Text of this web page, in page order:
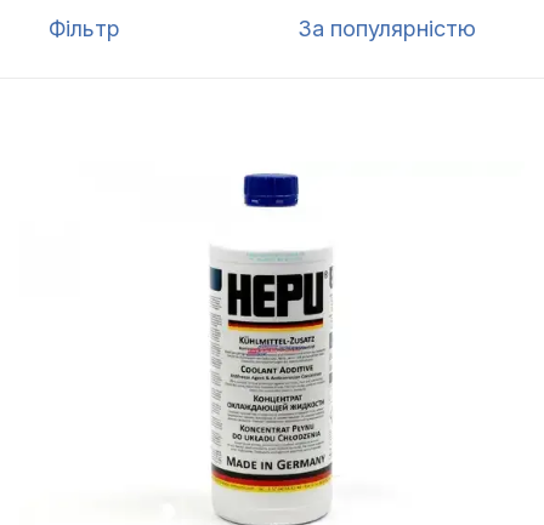
Фільтр За популярністю